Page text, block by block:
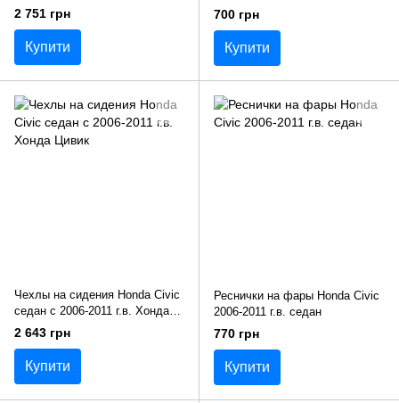
Цивик
2 751 грн
Купити
700 грн
Купити
Чехлы на сидения Honda Civic
седан c 2006-2011 г.в. Хонда
Цивик
2 643 грн
Купити
Реснички на фары Honda Civic
2006-2011 г.в. седан
770 грн
Купити